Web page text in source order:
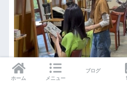
ホーム メニュー
ブログ